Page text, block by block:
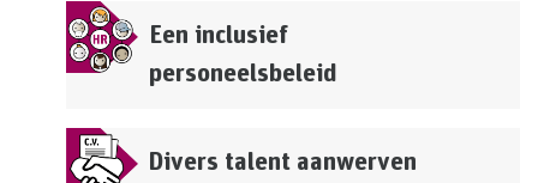
Een inclusief
personeelsbeleid
Divers talent aanwerven